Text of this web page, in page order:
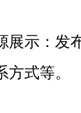
展示：
式等。